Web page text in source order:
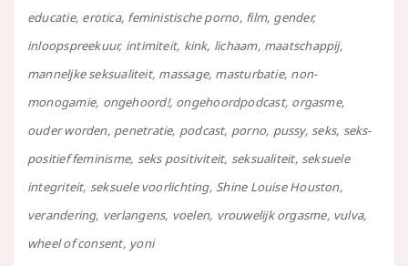
educatie erotica feministische porno film gender
inloopspreekuur intimiteit kink lichaam maatschappij
manneljke seksualiteit massage masturbatie non-
monogamie ongehoord! ongehoordpodcast orgasme
ouder worden penetratie podcast porno pussy seks seks-
positief feminisme seks positiviteit seksualiteit seksuele
integriteit seksuele voorlichting Shine Louise Houston
verandering verlangens voelen vrouwelijk orgasme vulva
wheel of consent yoni